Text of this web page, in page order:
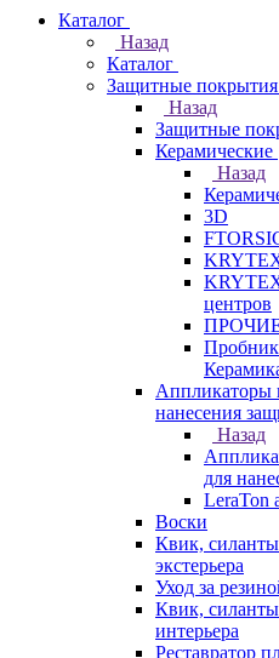
Каталог
Назад
Каталог
Защитные покрытия
Назад
Защитные
Керамические
Назад
3D
центров
ПРОЧИЕ
Аппликаторы
нанесения
Назад
для
LeraTon
Воски
Квик,
экстерьера
Уход за
Квик,
интерьера
Реставратор